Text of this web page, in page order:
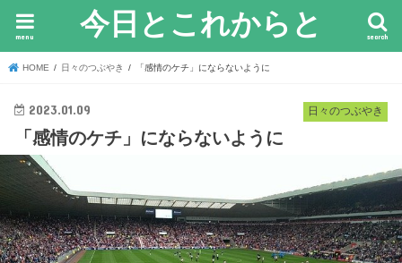
今日とこれからと search
menu
HOME 日々のつぶやき 「感情のケチ」にならないように
日々のつぶやき
2023.01.09
「感情のケチ」にならないように